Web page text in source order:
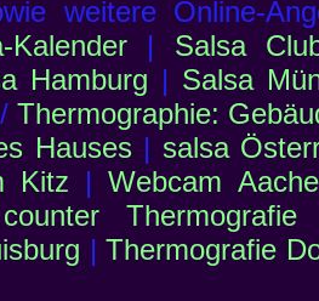
weitere Online-
Kalender| Salsa
Hamburg | Salsa
/ Thermographie:
Hauses| salsa
Kitz |Webcam
Thermografie
|Thermografie